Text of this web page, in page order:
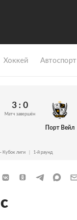
Хоккей Автоспорт
3 : 0
Матч завершён
Порт Вейл
Кубок лиги 1-й раунд